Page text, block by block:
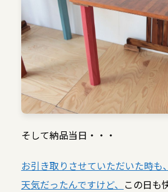
そして納品当日・・・
お引き取りさせていただいた時も
天気だったんですけど、 この日も